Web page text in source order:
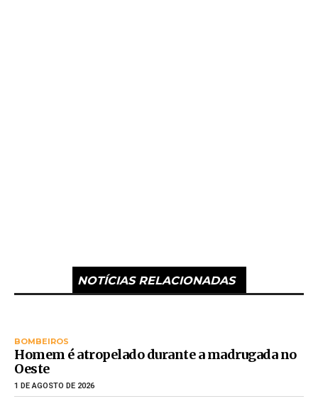
NOTÍCIAS RELACIONADAS
BOMBEIROS
Homem é atropelado durante a madrugada no
Oeste
1 DE AGOSTO DE 2026